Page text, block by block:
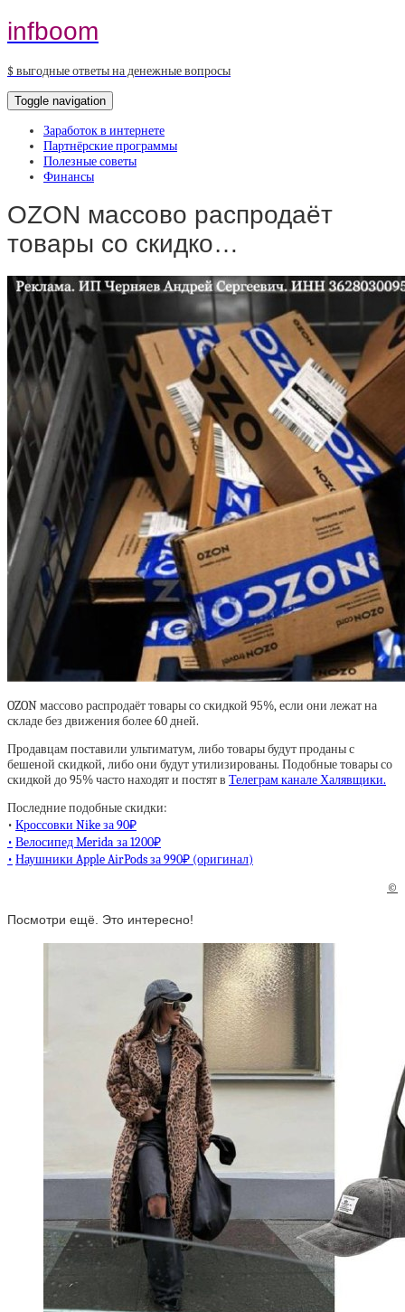
infboom
$ выгодные ответы на денежные вопросы
Toggle navigation
Заработок в интернете
Партнёрские программы
Полезные советы
Финансы
OZON массово распродаёт
товары со скидко…
OZON массово распродаёт товары со скидкой 95%, если они лежат на
складе без движения более 60 дней.
Продавцам поставили ультиматум, либо товары будут проданы с
бешеной скидкой, либо они будут утилизированы. Подобные товары со
скидкой до 95% часто находят и постят в Телеграм канале Халявщики.
Последние подобные скидки:
• Кроссовки Nike за 90₽
• Велосипед Merida за 1200₽
• Наушники Apple AirPods за 990₽ (оригинал)
©
Посмотри ещё. Это интересно!